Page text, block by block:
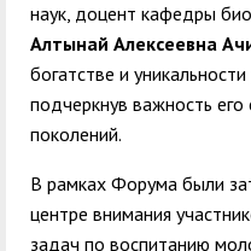
наук, доцент кафедры
Алтынай Алексеевна
богатстве и
подчеркнув важность
поколений.
В рамках Форума были
центре внимания
задач по воспитанию